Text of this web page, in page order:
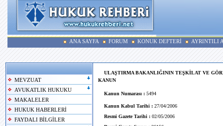
ANA SAYFA FORUM KONUK DEFTERİ AYRINTILI
MEVZUAT
AVUKATLIK HUKUKU
MAKALELER
HUKUK HABERLERİ
FAYDALI BİLGİLER
ULAŞTIRMA BAKANLIĞININ TEŞKİLAT VE
KANUN
Kanun Numarası : 5494
Kanun Kabul Tarihi : 27/04/2006
Resmi Gazete Tarihi : 02/05/2006